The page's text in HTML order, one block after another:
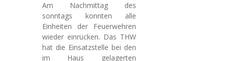
Am Nachmittag des
sonntags konnten alle
Einheiten der Feuerwehren
wieder einrücken. Das THW
hat die Einsatzstelle bei den
im Haus gelagerten